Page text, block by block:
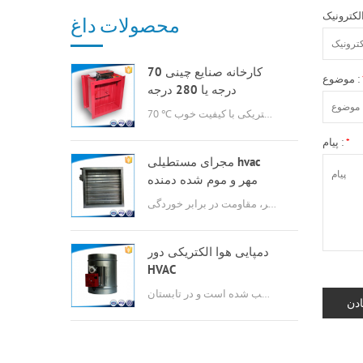
محصولات داغ
کارخانه صنایع چینی 70
درجه یا 280 درجه
گازسوز msfd hvac برای
تهویه هوا
70 ℃ یا 280 ℃ دیافراگم آتش الکتریکی با کیفیت خوب
مجرای مستطیلی hvac
مهر و موم شده دمنده
هوا
مخزن حجم هوا ویژگی های ساخت و ساز ساده، نشت کم، گشتاور کوچک، عملیات انعطاف پذیر، مقاومت در برابر خوردگی.
دمپایی هوا الکتریکی دور
HVAC
این در اتاق چیلر نصب شده است و در تابستان fan.in محور است. هنگامی که طرفداران محوری در حال اجرا هستند، دمپر نیز در حال اجرا است تا هوا را از طریق چیلرها خالی کند؛ در زمستان، فن محوری کار نمی کند، و هم
موضوع :
پیام :*